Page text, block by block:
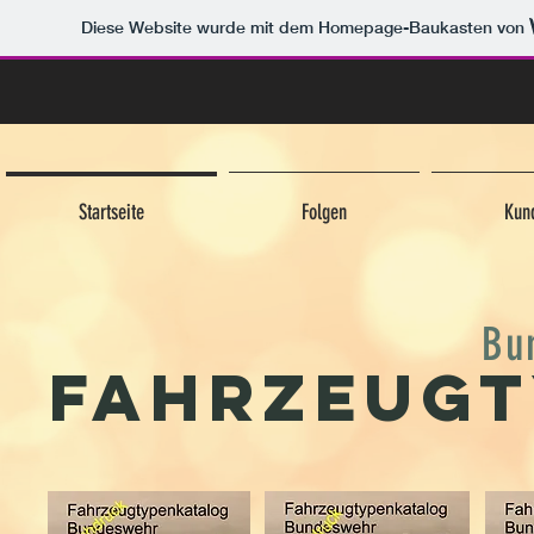
Diese Website wurde mit dem Homepage-Baukasten von
Startseite Folgen